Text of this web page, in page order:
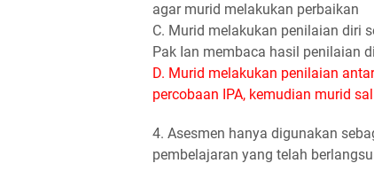
agar murid melakukan perbaikan
C. Murid melakukan penilaian diri
Pak Ian membaca hasil penilaian
D. Murid melakukan penilaian
percobaan IPA, kemudian murid
4. Asesmen hanya digunakan
pembelajaran yang telah